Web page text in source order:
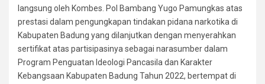
langsung oleh Kombes. Pol Bambang Yugo Pamungkas atas
prestasi dalam pengungkapan tindakan pidana narkotika di
Kabupaten Badung yang dilanjutkan dengan menyerahkan
sertifikat atas partisipasinya sebagai narasumber dalam
Program Penguatan Ideologi Pancasila dan Karakter
Kebangsaan Kabupaten Badung Tahun 2022, bertempat di